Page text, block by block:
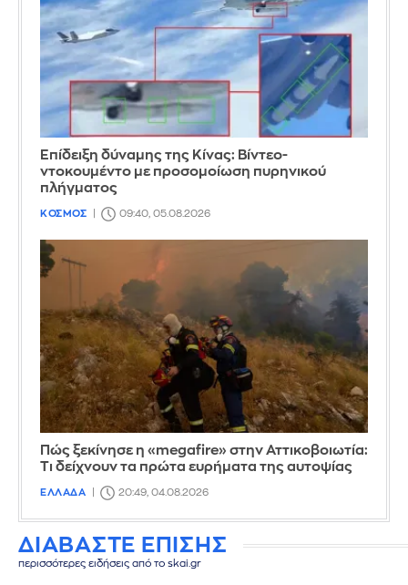
Επίδειξη δύναμης της Κίνας: Βίντεο-
ντοκουμέντο με προσομοίωση πυρηνικού
πλήγματος
ΚΟΣΜΟΣ 09:40, 05.08.2026
Πώς ξεκίνησε η «megafire» στην Αττικοβοιωτία:
Τι δείχνουν τα πρώτα ευρήματα της αυτοψίας
ΕΛΛΑΔΑ 20:49, 04.08.2026
ΔΙΑΒΑΣΤΕ ΕΠΙΣΗΣ
περισσότερες ειδήσεις από το skai.gr